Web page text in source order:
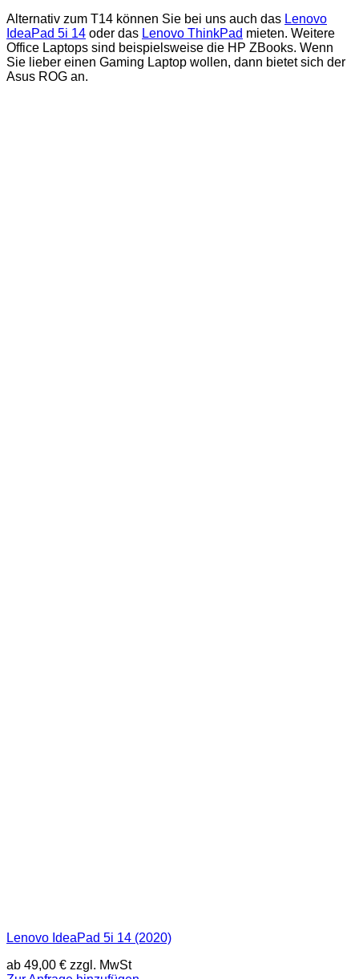
Alternativ zum T14 können Sie bei uns auch das Lenovo
IdeaPad 5i 14 oder das Lenovo ThinkPad mieten. Weitere
Office Laptops sind beispielsweise die HP ZBooks. Wenn
Sie lieber einen Gaming Laptop wollen, dann bietet sich der
Asus ROG an.
Lenovo IdeaPad 5i 14 (2020)
ab 49,00 € zzgl. MwSt